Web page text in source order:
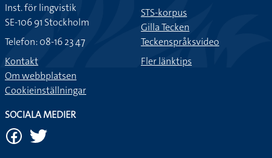
Inst. för lingvistik
SE-106 91 Stockholm
Telefon: 08-16 23 47
Kontakt
Om webbplatsen
Cookieinställningar
STS-korpus
Gilla Tecken
Teckenspråksvideo
Fler länktips
SOCIALA MEDIER